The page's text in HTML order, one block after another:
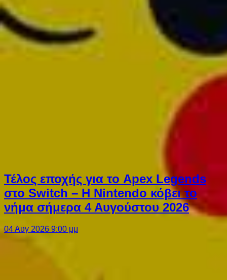
Τέλος εποχής για το Apex Legends
στο Switch – Η Nintendo κόβει το
νήμα σήμερα 4 Αυγούστου 2026
04 Αυγ 2026 9:00 μμ